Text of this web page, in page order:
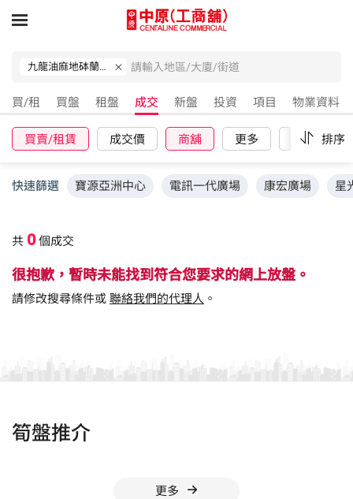
九龍油麻地砵蘭街39-41號
買/租 買盤 租盤 成交 新盤 投資 項目 物業資料
買賣/租賃 成交價 商舖 更多 重設 排序
快速篩選 寶源亞洲中心 電訊一代廣場 康宏廣場 星
共 0個成交
很抱歉，暫時未能找到符合您要求的網上放盤。
請修改搜尋條件或 聯絡我們的代理人 。
筍盤推介
更多